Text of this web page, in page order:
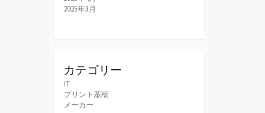
2025年3月
カテゴリー
IT
プリント基板
メーカー